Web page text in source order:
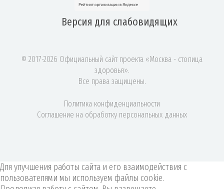
Версия для слабовидящих
© 2017-2026 Официальный сайт проекта «Москва - столица
здоровья».
Все права защищены.
Политика конфиденциальности
Соглашение на обработку персональных данных
Для улучшения работы сайта и его взаимодействия с
пользователями мы используем файлы cookie.